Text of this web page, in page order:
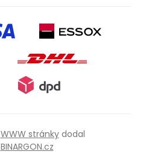
WWW stránkydodal
BINARGON.cz